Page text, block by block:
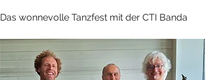
Das wonnevolle Tanzfest mit der CTI Banda